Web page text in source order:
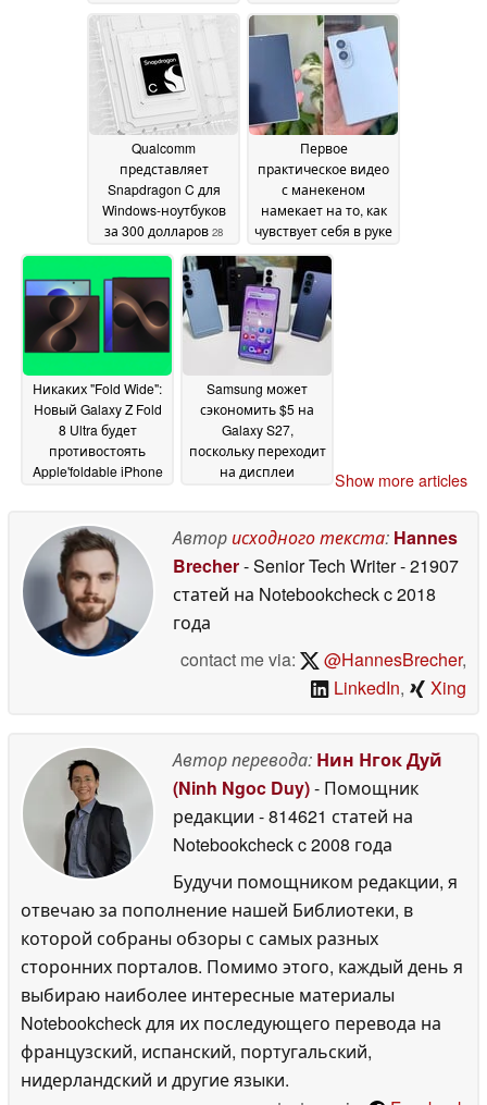
различия в дизайне
31 May 2026
дня
30 May 2026
Qualcomm
представляет
Snapdragon C для
Windows-ноутбуков
за 300 долларов 28
May 2026
Первое
практическое видео
с манекеном
намекает на то, как
чувствует себя в руке
Ultra от Samsung
May 2026
Никаких "Fold Wide":
Новый Galaxy Z Fold
8 Ultra будет
противостоять
Apple'foldable iPhone
Samsung может
сэкономить $5 на
Galaxy S27,
поскольку переходит
на дисплеи
2026
Show more articles
Авторисходного текста: Hannes
Brecher- Senior Tech Writer- 21907
статей на Notebookcheckc 2018
года
contact me via:
@HannesBrecher,
LinkedIn, Xing
Автор перевода: Нин Нгок Дуй
(Ninh Ngoc Duy)- Помощник
редакции - 814621 статей на
Notebookcheckc 2008 года
Будучи помощником редакции, я
отвечаю за пополнение нашей Библиотеки, в
которой собраны обзоры с самых разных
сторонних порталов. Помимо этого, каждый день я
выбираю наиболее интересные материалы
Notebookcheck для их последующего перевода на
французский, испанский, португальский,
нидерландский и другие языки.